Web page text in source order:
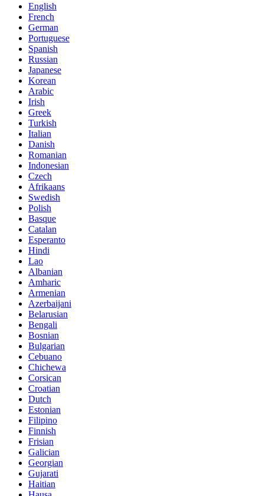
English
French
German
Portuguese
Spanish
Russian
Japanese
Korean
Arabic
Irish
Greek
Turkish
Italian
Danish
Romanian
Indonesian
Czech
Afrikaans
Swedish
Polish
Basque
Catalan
Esperanto
Hindi
Lao
Albanian
Amharic
Armenian
Azerbaijani
Belarusian
Bengali
Bosnian
Bulgarian
Cebuano
Chichewa
Corsican
Croatian
Dutch
Estonian
Filipino
Finnish
Frisian
Galician
Georgian
Gujarati
Haitian